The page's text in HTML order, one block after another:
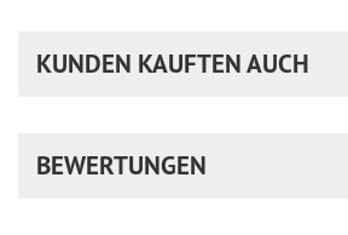
KUNDEN KAUFTEN AUCH
BEWERTUNGEN